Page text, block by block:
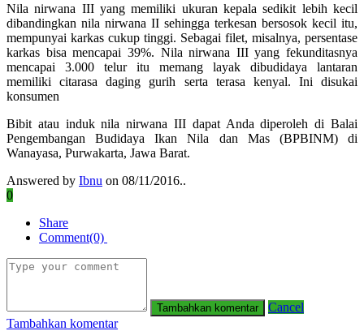
Nila nirwana III yang memiliki ukuran kepala sedikit lebih kecil
dibandingkan nila nirwana II sehingga terkesan bersosok kecil itu,
mempunyai karkas cukup tinggi. Sebagai filet, misalnya, persentase
karkas bisa mencapai 39%. Nila nirwana III yang fekunditasnya
mencapai 3.000 telur itu memang layak dibudidaya lantaran
memiliki citarasa daging gurih serta terasa kenyal. Ini disukai
konsumen
Bibit atau induk nila nirwana III dapat Anda diperoleh di Balai
Pengembangan Budidaya Ikan Nila dan Mas (BPBINM) di
Wanayasa, Purwakarta, Jawa Barat.
Answered by Ibnu on 08/11/2016..
0
Share
Comment(0)
Cancel
Tambahkan komentar